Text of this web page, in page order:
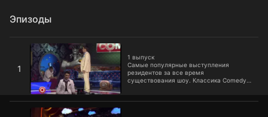
Эпизоды
1
1 выпуск
Самые популярные выступления
резидентов за все время
существования шоу. Классика Comedy
1 выпуск
2 выпуск